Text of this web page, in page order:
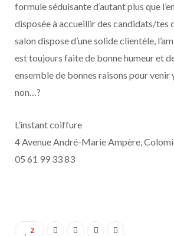
formule séduisante d’autant plus que
disposée à accueillir des candidats/tes
salon dispose d’une solide clientèle,
est toujours faite de bonne humeur et
ensemble de bonnes raisons pour venir
non…?
L’instant coiffure
4 Avenue André-Marie Ampère,
05 61 99 33 83
2